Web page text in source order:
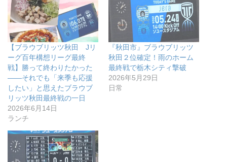
【ブラウブリッツ秋田 Jリ
ーグ百年構想リーグ最終
戦】勝って終わりたかった
――それでも「来季も応援
したい」と思えたブラウブ
リッツ秋田最終戦の一日
2026年6月14日
ランチ
『秋田市』ブラウブリッツ
秋田２位確定！雨のホーム
最終戦で栃木シティ撃破
2026年5月29日
日常